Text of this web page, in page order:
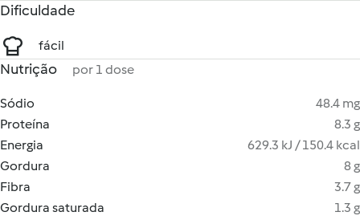
Dificuldade
fácil
Nutrição por 1 dose
Sódio
48.4 mg
Proteína
8.3 g
Energia
629.3 kJ / 150.4 kcal
Gordura
8 g
Fibra
3.7 g
Gordura saturada
1.3 g